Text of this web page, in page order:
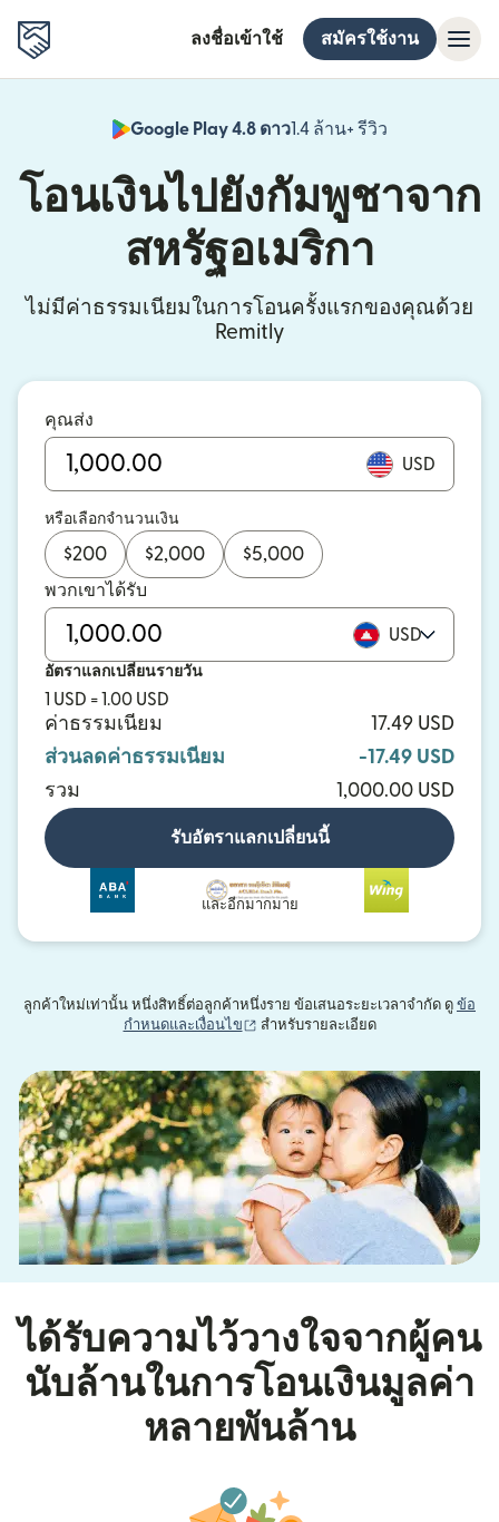
ลงชื่อเข้าใช้ สมัครใช้งาน
Google Play 4.8 ดาว1.4 ล้าน+ รีวิว
(เปิดในหน้าต่
โอนเงินไปยังกัมพูชาจาก
สหรัฐอเมริกา
ไม่มีค่าธรรมเนียมในการโอนครั้งแรกของคุณด้วย
Remitly
คุณส่ง
USD
หรือเลือกจำนวนเงิน
$200 $2,000 $5,000
พวกเขาได้รับ
USD
อัตราแลกเปลี่ยนรายวัน
1 USD = 1.00 USD
ค่าธรรมเนียม
17.49 USD
ส่วนลดค่าธรรมเนียม
-17.49 USD
รวม
1,000.00 USD
รับอัตราแลกเปลี่ยนนี้
และอีกมากมาย
ลูกค้าใหม่เท่านั้น หนึ่งสิทธิ์ต่อลูกค้าหนึ่งราย ข้อเสนอระยะเวลาจำกัด ดู ข้อ
กำหนดและเงื่อนไข
(เปิดในหน้าต่างใหม่)
สำหรับรายละเอียด
ได้รับความไว้วางใจจากผู้คน
นับล้านในการโอนเงินมูลค่า
หลายพันล้าน